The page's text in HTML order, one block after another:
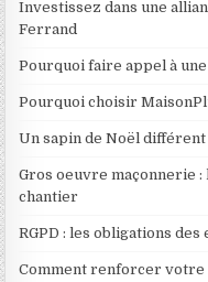
Investissez dans une
Ferrand
Pourquoi faire appel à une
Pourquoi choisir
Un sapin de Noël
Gros oeuvre maçonnerie
chantier
RGPD : les obligations
Comment renforcer votre